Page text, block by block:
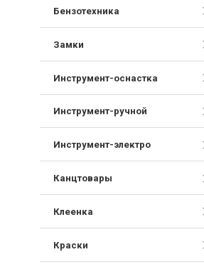
Бензотехника
Замки
Инструмент-оснастка
Инструмент-ручной
Инструмент-электро
Канцтовары
Клеенка
Краски